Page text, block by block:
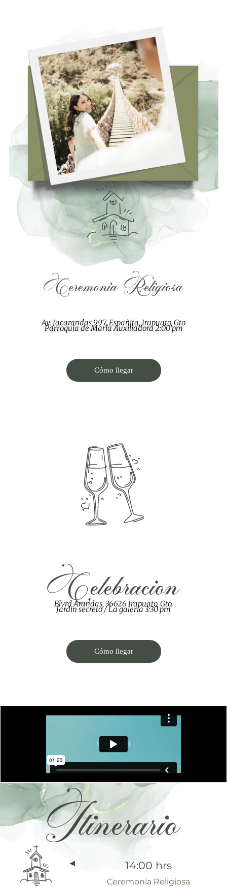
Parroquia de María Auxiliadora 2:00 pm
Av. Jacarandas 997, Españita, Irapuato, Gto
Cómo llegar
Jardin secreto / La galería 3:30 pm
Blvrd Arandas, 36626 Irapuato, Gto.
Cómo llegar
14:00 hrs
Ceremonia Religiosa